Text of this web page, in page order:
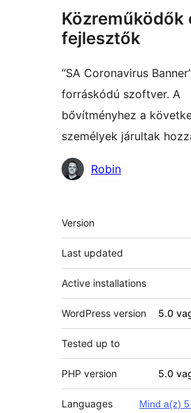
Közreműködők
fejlesztők
“SA Coronavirus
forráskódú szoftver. A
bővítményhez a
személyek járultak
Közreműködők
Robin
Meta
Version
Last updated
Active installations
WordPress version 5.0
Tested up to
PHP version 5.0
Languages Mind a(z)